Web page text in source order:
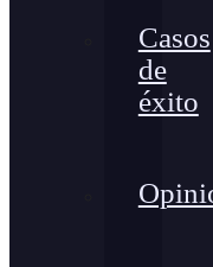
Casos
de
éxito